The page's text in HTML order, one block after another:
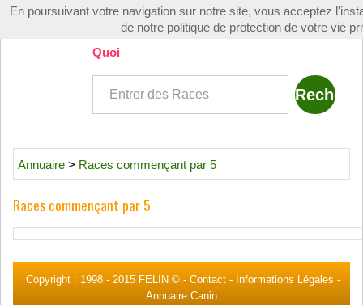
Toggle
Quoi
Annuaire > Races commençant par 5
Races commençant par 5
Copyright : 1998 - 2015 FELIN © - Contact - Informations Légales -
Annuaire Canin
En poursuivant votre navigation sur notre site, vous acceptez
de notre politique de protection de votre vie